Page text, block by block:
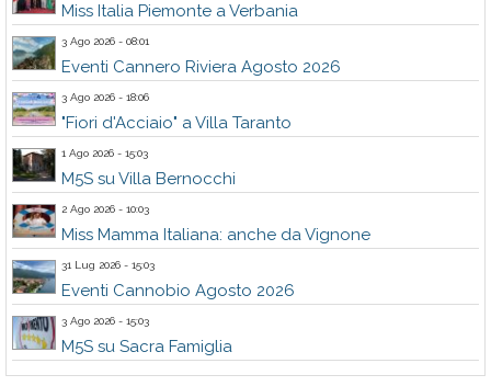
Miss Italia Piemonte a Verbania
3 Ago 2026 - 08:01
Eventi Cannero Riviera Agosto 2026
3 Ago 2026 - 18:06
"Fiori d'Acciaio" a Villa Taranto
1 Ago 2026 - 15:03
M5S su Villa Bernocchi
2 Ago 2026 - 10:03
Miss Mamma Italiana: anche da Vignone
31 Lug 2026 - 15:03
Eventi Cannobio Agosto 2026
3 Ago 2026 - 15:03
M5S su Sacra Famiglia